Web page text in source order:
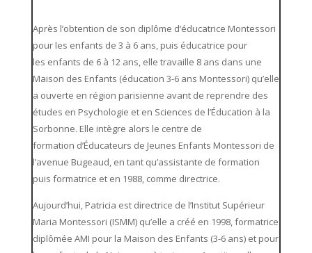
Après l’obtention de son diplôme d’éducatrice Montessori
pour les enfants de 3 à 6 ans, puis éducatrice pour
les enfants de 6 à 12 ans, elle travaille 8 ans dans une
Maison des Enfants (éducation 3-6 ans Montessori) qu’elle
a ouverte en région parisienne avant de reprendre des
études en Psychologie et en Sciences de l’Éducation à la
Sorbonne. Elle intègre alors le centre de
formation d’Éducateurs de Jeunes Enfants Montessori de
l’avenue Bugeaud, en tant qu’assistante de formation
puis formatrice et en 1988, comme directrice.
Aujourd’hui, Patricia est directrice de l’Institut Supérieur
Maria Montessori (ISMM) qu’elle a créé en 1998, formatrice
diplômée AMI pour la Maison des Enfants (3-6 ans) et pour